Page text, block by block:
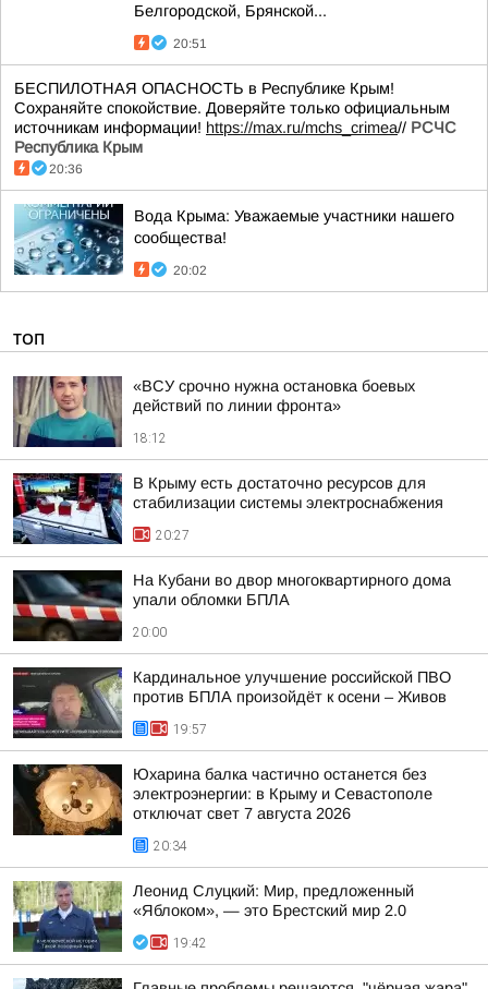
Белгородской, Брянской...
20:51
БЕСПИЛОТНАЯ ОПАСНОСТЬ в Республике Крым!
Сохраняйте спокойствие. Доверяйте только официальным
источникам информации! https://max.ru/mchs_crimea// РСЧС
Республика Крым
20:36
Вода Крыма: Уважаемые участники нашего
сообщества!
20:02
ТОП
«ВСУ срочно нужна остановка боевых
действий по линии фронта»
18:12
В Крыму есть достаточно ресурсов для
стабилизации системы электроснабжения
20:27
На Кубани во двор многоквартирного дома
упали обломки БПЛА
20:00
Кардинальное улучшение российской ПВО
против БПЛА произойдёт к осени – Живов
19:57
Юхарина балка частично останется без
электроэнергии: в Крыму и Севастополе
отключат свет 7 августа 2026
20:34
Леонид Слуцкий: Мир, предложенный
«Яблоком», — это Брестский мир 2.0
19:42